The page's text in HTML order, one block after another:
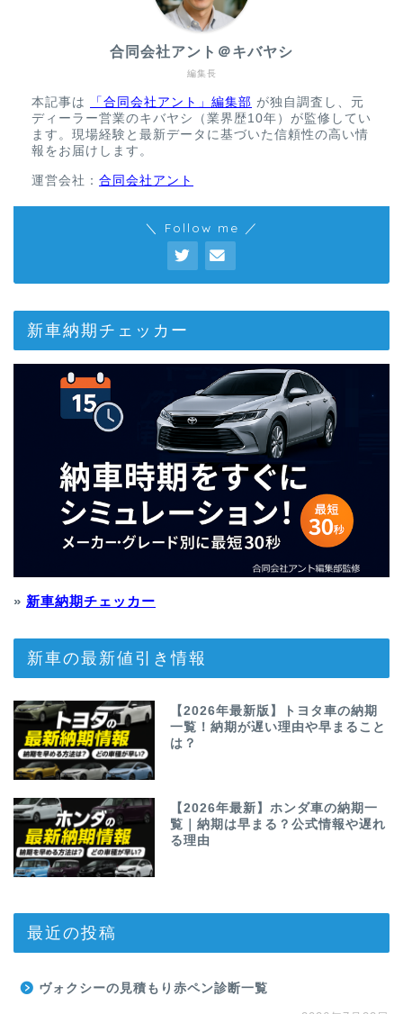
編集長
合同会社アント＠キバヤシ
本記事は 「合同会社アント」編集部 が独自調査し、元
ディーラー営業のキバヤシ（業界歴10年）が監修してい
ます。現場経験と最新データに基づいた信頼性の高い情
報をお届けします。
運営会社： 合同会社アント
＼ Follow me ／
新車納期チェッカー
» 新車納期チェッカー
新車の最新値引き情報
【2026年最新版】トヨタ車の納期
一覧！納期が遅い理由や早まること
は？
【2026年最新】ホンダ車の納期一
覧｜納期は早まる？公式情報や遅れ
る理由
最近の投稿
ヴォクシーの見積もり赤ペン診断一覧